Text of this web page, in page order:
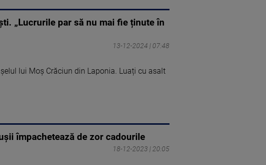
„Lucrurile par să nu mai fie ținute în
13-12-2024 | 07:48
lui Moș Crăciun din Laponia. Luați cu asalt
împachetează de zor cadourile
18-12-2023 | 20:05